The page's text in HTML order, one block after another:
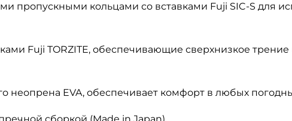
пропускными кольцами со вставками Fuji SIC-S для
Fuji TORZITE, обеспечивающие сверхнизкое
неопрена EVA, обеспечивает комфорт в любых